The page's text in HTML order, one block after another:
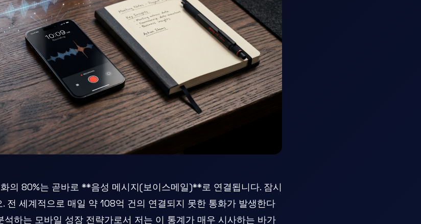
의 80%는 곧바로 **음성 메시지(보이스메일)**로 연결됩니다. 잠시
전 세계적으로 매일 약 108억 건의 연결되지 못한 통화가 발생한다
석하는 모바일 성장 전략가로서 저는 이 통계가 매우 시사하는 바가